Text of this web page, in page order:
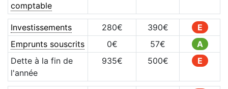
comptable
Investissements 280€ 390€
E
Emprunts souscrits
0€ 57€
A
Dette à la fin de
l'année
935€ 500€ E